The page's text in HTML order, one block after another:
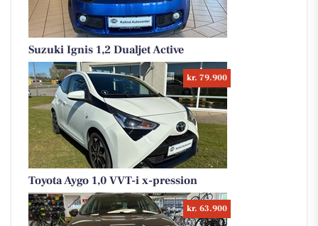
Suzuki Ignis 1,2 Dualjet Active
kr. 79.900
Toyota Aygo 1,0 VVT-i x-pression
kr. 63.900